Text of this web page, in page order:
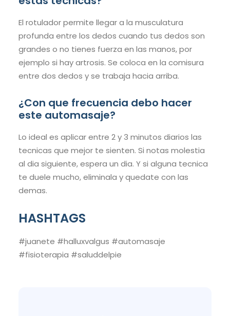
El rotulador permite llegar a la musculatura
profunda entre los dedos cuando tus dedos son
grandes o no tienes fuerza en las manos, por
ejemplo si hay artrosis. Se coloca en la comisura
entre dos dedos y se trabaja hacia arriba.
¿Con que frecuencia debo hacer
este automasaje?
Lo ideal es aplicar entre 2 y 3 minutos diarios las
tecnicas que mejor te sienten. Si notas molestia
al dia siguiente, espera un dia. Y si alguna tecnica
te duele mucho, eliminala y quedate con las
demas.
HASHTAGS
#juanete #halluxvalgus #automasaje
#fisioterapia #saluddelpie